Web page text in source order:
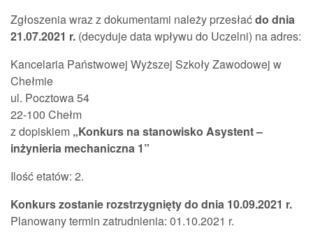
Zgłoszenia wraz z dokumentami należy przesłaćdo dnia
21.07.2021 r. (decyduje data wpływu do Uczelni) na adres:
Kancelaria Państwowej Wyższej Szkoły Zawodowej w
Chełmie
ul. Pocztowa 54
22-100 Chełm
z dopiskiem „Konkurs na stanowisko Asystent –
inżynieria mechaniczna 1”
Ilość etatów: 2.
Konkurs zostanie rozstrzygnięty do dnia 10.09.2021 r.
Planowany termin zatrudnienia: 01.10.2021 r.